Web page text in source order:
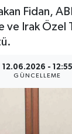
Fidan,
ve Irak Özel
12.06.2026 - 12:55
GÜNCELLEME